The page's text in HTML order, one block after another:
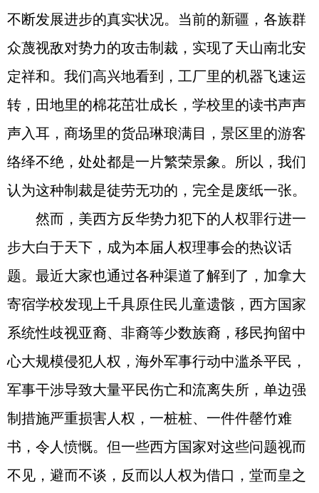
不断发展进步的真实状况。当前的新疆，各族群
众蔑视敌对势力的攻击制裁，实现了天山南北安
定祥和。我们高兴地看到，工厂里的机器飞速运
转，田地里的棉花茁壮成长，学校里的读书声声
声入耳，商场里的货品琳琅满目，景区里的游客
络绎不绝，处处都是一片繁荣景象。所以，我们
认为这种制裁是徒劳无功的，完全是废纸一张。
然而，美西方反华势力犯下的人权罪行进一
步大白于天下，成为本届人权理事会的热议话
题。最近大家也通过各种渠道了解到了，加拿大
寄宿学校发现上千具原住民儿童遗骸，西方国家
系统性歧视亚裔、非裔等少数族裔，移民拘留中
心大规模侵犯人权，海外军事行动中滥杀平民，
军事干涉导致大量平民伤亡和流离失所，单边强
制措施严重损害人权，一桩桩、一件件罄竹难
书，令人愤慨。但一些西方国家对这些问题视而
不见，避而不谈，反而以人权为借口，堂而皇之